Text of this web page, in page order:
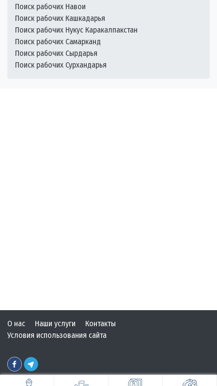
Поиск рабочих Навои
Поиск рабочих Кашкадарья
Поиск рабочих Нукус Каракалпакстан
Поиск рабочих Самарканд
Поиск рабочих Сырдарья
Поиск рабочих Сурхандарья
О нас Наши услуги
Контакты
Условия использования сайта